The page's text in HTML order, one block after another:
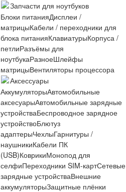
Запчасти для ноутбуков
Блоки питанияДисплеи /
матрицыКабели / переходники для
блока питанияКлавиатурыКорпуса /
петлиРазъёмы для
ноутбукаРазноеШлейфы
матрицыВентиляторы процессора
Аксессуары
АккумуляторыАвтомобильные
аксесуарыАвтомобильные зарядные
устройстваБеспроводное зарядное
устройствоБлютуз
адаптерыЧехлыГарнитуры /
наушникиКабели ПК
(USB)КоврикиМонопод для
селфиПереходники SIM-картСетевые
зарядные устройстваВнешние
аккумуляторыЗащитные плёнки